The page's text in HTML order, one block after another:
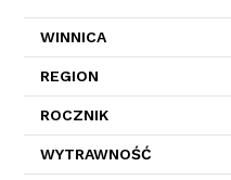
WINNICA
REGION
ROCZNIK
WYTRAWNOŚĆ